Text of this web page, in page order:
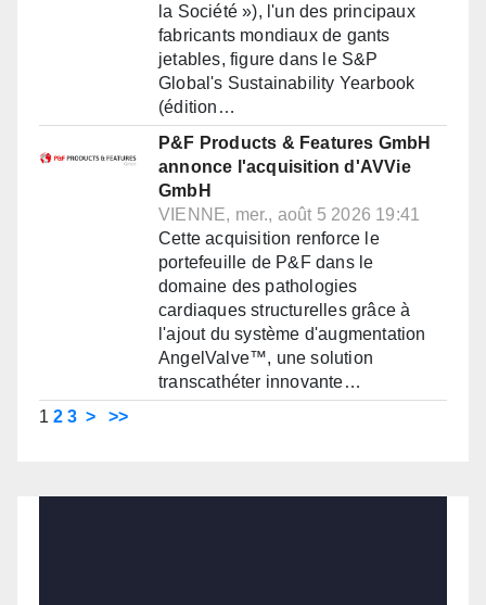
la Société »), l'un des principaux
fabricants mondiaux de gants
jetables, figure dans le S&P
Global's Sustainability Yearbook
(édition…
P&F Products & Features GmbH
annonce l'acquisition d'AVVie
GmbH
VIENNE, mer., août 5 2026 19:41
Cette acquisition renforce le
portefeuille de P&F dans le
domaine des pathologies
cardiaques structurelles grâce à
l'ajout du système d'augmentation
AngelValve™, une solution
transcathéter innovante…
1 2 3 > >>